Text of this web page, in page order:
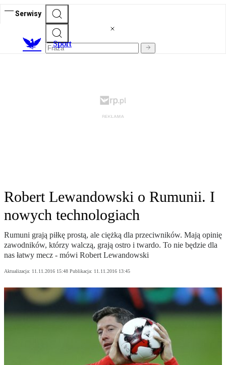
Serwisy
Sport
Robert Lewandowski o Rumunii. I
nowych technologiach
Rumuni grają piłkę prostą, ale ciężką dla przeciwników. Mają opinię
zawodników, którzy walczą, grają ostro i twardo. To nie będzie dla
nas łatwy mecz - mówi Robert Lewandowski
Aktualizacja: 11.11.2016 15:48 Publikacja: 11.11.2016 13:45